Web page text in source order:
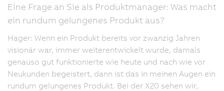
Eine Frage an Sie als Produktmanager: Was macht
ein rundum gelungenes Produkt aus?
Hager: Wenn ein Produkt bereits vor zwanzig Jahren
visionär war, immer weiterentwickelt wurde, damals
genauso gut funktionierte wie heute und nach wie vor
Neukunden begeistert, dann ist das in meinen Augen ein
rundum gelungenes Produkt. Bei der X20 sehen wir,